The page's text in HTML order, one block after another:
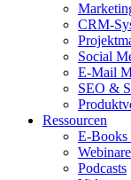
CRM-
Social
E-Mail
SEO &
Ressourcen
E-Books
Webinare
Podcasts